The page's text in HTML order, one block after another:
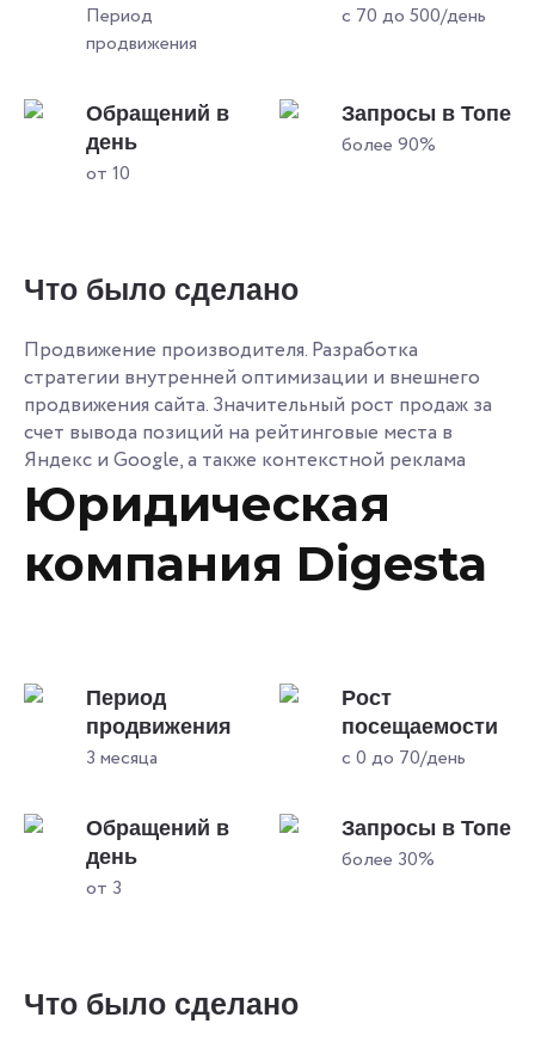
Период
продвижения
с 70 до 500/день
Обращений в
день
от 10
Запросы в Топе
более 90%
Что было сделано
Продвижение производителя. Разработка
стратегии внутренней оптимизации и внешнего
продвижения сайта. Значительный рост продаж за
счет вывода позиций на рейтинговые места в
Яндекс и Google, а также контекстной реклама
Юридическая
компания Digesta
Период
продвижения
3 месяца
Рост
посещаемости
с 0 до 70/день
Обращений в
день
от 3
Запросы в Топе
более 30%
Что было сделано